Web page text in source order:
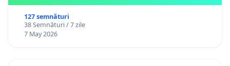
127 semnături
38 Semnături / 7 zile
7 May 2026